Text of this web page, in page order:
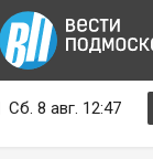
Сб. 8 авг. 12:47